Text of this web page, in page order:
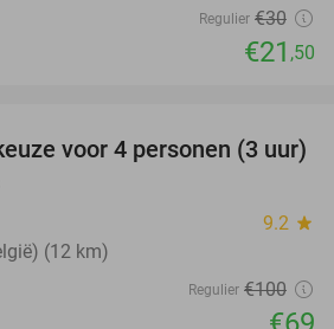
Regulier €30
€21 ,50
31%
voor 4 personen (3 uur)
9.2 star
(12 km)
Regulier €100